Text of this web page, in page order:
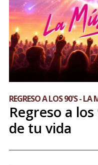
REGRESO A LOS 90'S - LA
Regreso a
de tu vida